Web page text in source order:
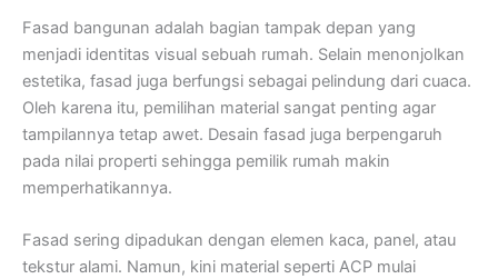
Fasad bangunan adalah bagian tampak depan yang
menjadi identitas visual sebuah rumah. Selain menonjolkan
estetika, fasad juga berfungsi sebagai pelindung dari cuaca.
Oleh karena itu, pemilihan material sangat penting agar
tampilannya tetap awet. Desain fasad juga berpengaruh
pada nilai properti sehingga pemilik rumah makin
memperhatikannya.
Fasad sering dipadukan dengan elemen kaca, panel, atau
tekstur alami. Namun, kini material seperti ACP mulai